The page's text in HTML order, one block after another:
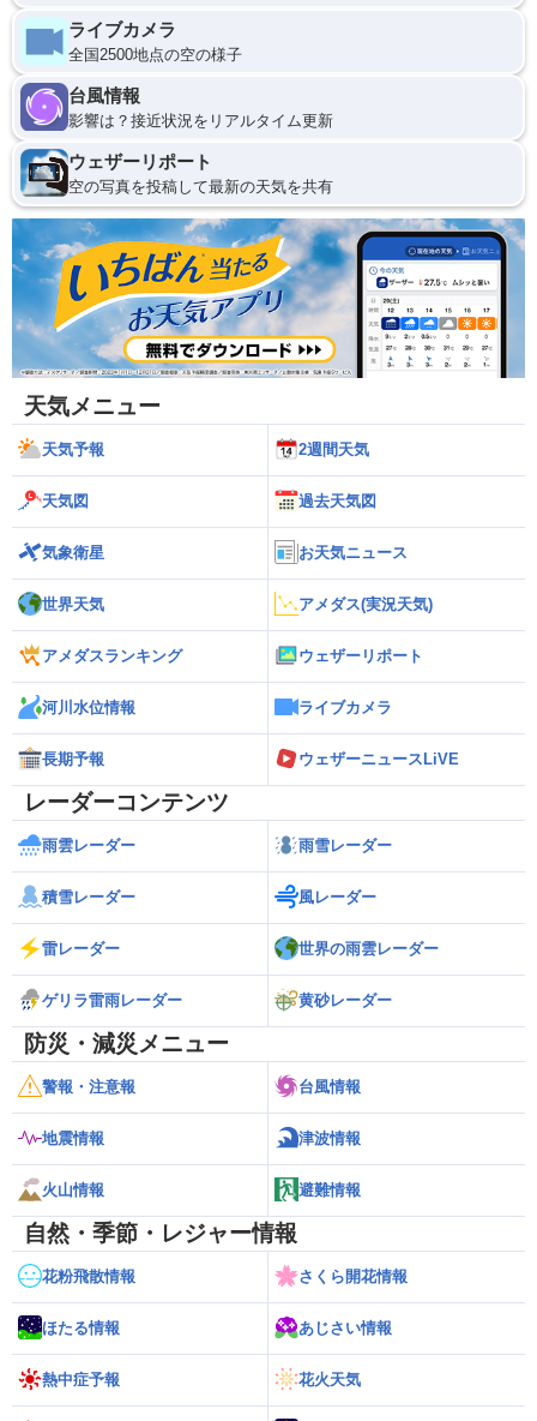
ライブカメラ
全国2500地点の空の様子
台風情報
影響は？接近状況をリアルタイム更新
ウェザーリポート
空の写真を投稿して最新の天気を共有
天気メニュー
天気予報 2週間天気
天気図 過去天気図
気象衛星 お天気ニュース
世界天気 アメダス(実況天気)
アメダスランキング ウェザーリポート
河川水位情報 ライブカメラ
長期予報 ウェザーニュースLiVE
レーダーコンテンツ
雨雲レーダー 雨雪レーダー
積雪レーダー 風レーダー
雷レーダー 世界の雨雲レーダー
ゲリラ雷雨レーダー 黄砂レーダー
防災・減災メニュー
警報・注意報 台風情報
地震情報 津波情報
火山情報 避難情報
自然・季節・レジャー情報
花粉飛散情報 さくら開花情報
ほたる情報 あじさい情報
熱中症予報 花火天気